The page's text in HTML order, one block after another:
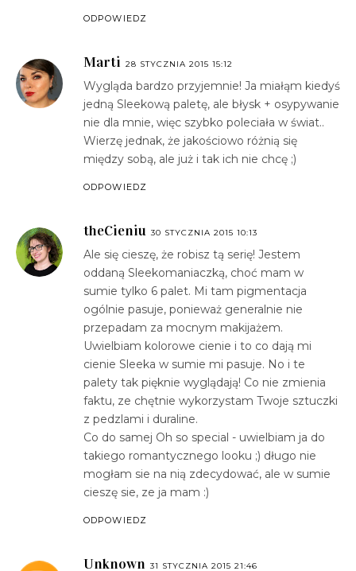
ODPOWIEDZ
Marti 28 STYCZNIA 2015 15:12
Wygląda bardzo przyjemnie! Ja miałąm kiedyś
jedną Sleekową paletę, ale błysk + osypywanie
nie dla mnie, więc szybko poleciała w świat..
Wierzę jednak, że jakościowo różnią się
między sobą, ale już i tak ich nie chcę ;)
ODPOWIEDZ
theCieniu 30 STYCZNIA 2015 10:13
Ale się cieszę, że robisz tą serię! Jestem
oddaną Sleekomaniaczką, choć mam w
sumie tylko 6 palet. Mi tam pigmentacja
ogólnie pasuje, ponieważ generalnie nie
przepadam za mocnym makijażem.
Uwielbiam kolorowe cienie i to co dają mi
cienie Sleeka w sumie mi pasuje. No i te
palety tak pięknie wyglądają! Co nie zmienia
faktu, ze chętnie wykorzystam Twoje sztuczki
z pedzlami i duraline.
Co do samej Oh so special - uwielbiam ja do
takiego romantycznego looku ;) długo nie
mogłam sie na nią zdecydować, ale w sumie
cieszę sie, ze ja mam :)
ODPOWIEDZ
Unknown 31 STYCZNIA 2015 21:46